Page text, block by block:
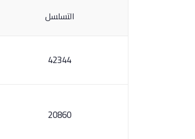
التسلسل
42344
20860